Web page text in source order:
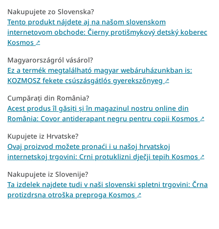
Nakupujete zo Slovenska?
Tento produkt nájdete aj na našom slovenskom
internetovom obchode: Čierny protišmykový detský koberec
Kosmos ↗
Magyarországról vásárol?
Ez a termék megtalálható magyar webáruházunkban is:
KOZMOSZ fekete csúszásgátlós gyerekszőnyeg ↗
Cumpărați din România?
Acest produs îl găsiți și în magazinul nostru online din
România: Covor antiderapant negru pentru copii Kosmos ↗
Kupujete iz Hrvatske?
Ovaj proizvod možete pronaći i u našoj hrvatskoj
internetskoj trgovini: Crni protuklizni dječji tepih Kosmos ↗
Nakupujete iz Slovenije?
Ta izdelek najdete tudi v naši slovenski spletni trgovini: Črna
protizdrsna otroška preproga Kosmos ↗